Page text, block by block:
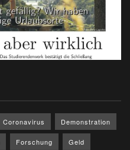
Coronavirus Demonstration
Forschung Geld